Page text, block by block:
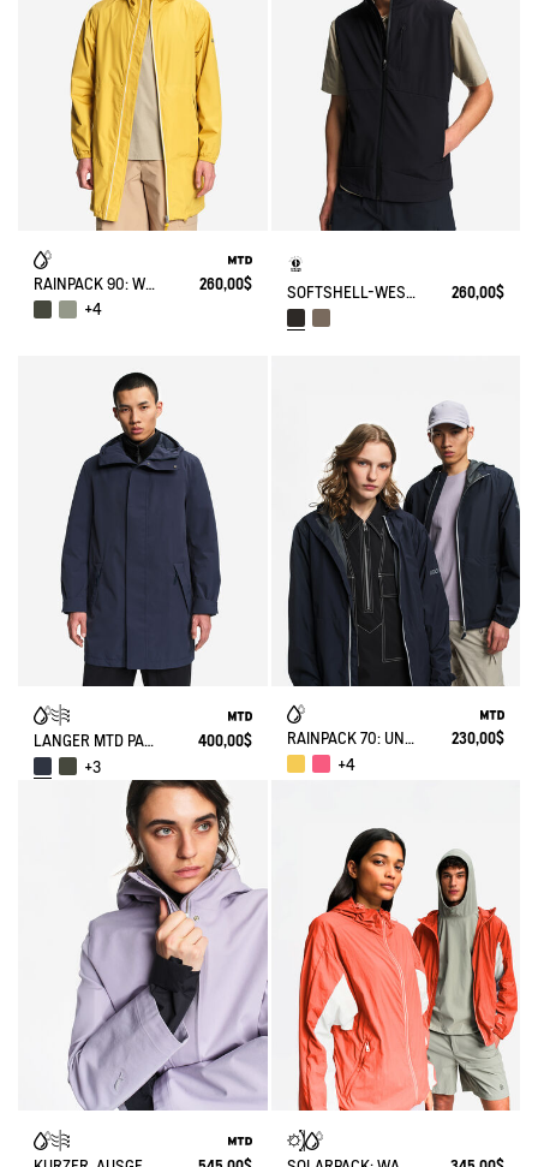
RAINPACK 90: WASSERDICHTE, WINDDICHTE UNISEX-MTD-JACKE, LANG UND FALTBAR
260,00$
+4
SOFTSHELL-WESTE MIT 3 TASCHEN 260,00$
LANGER MTD PARKA MIT KAPUZE
400,00$
+3
RAINPACK 70: UNISEX WASSERDICHTE, WINDDICHTE MTD-JACKE, KURZ UND FALTBAR
230,00$
+4